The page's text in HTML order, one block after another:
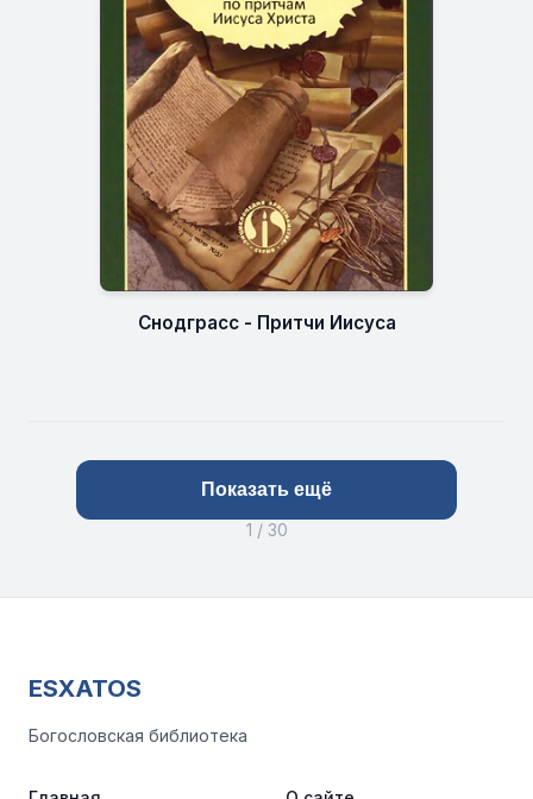
Снодграсс - Притчи Иисуса
Показать ещё
1 / 30
ESXATOS
Богословская библиотека